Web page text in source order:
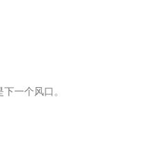
一个风口。